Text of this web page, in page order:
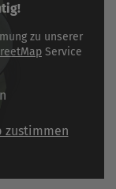
zu unserer
Service
zustimmen